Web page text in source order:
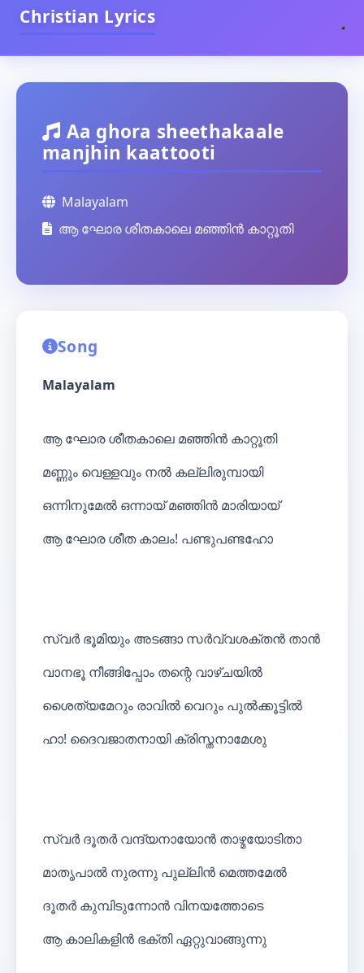
Christian Lyrics
Aa ghora sheethakaale
manjhin kaattooti
Malayalam
ആ ഘോര ശീതകാലെ മഞ്ഞിൻ കാറ്റൂതി
Song
Malayalam
ആ ഘോര ശീതകാലെ മഞ്ഞിൻ കാറ്റൂതി
മണ്ണും വെള്ളവും നൽ കല്ലിരുമ്പായി
ഒന്നിനുമേൽ ഒന്നായ് മഞ്ഞിൻ മാരിയായ്
ആ ഘോര ശീത കാലം! പണ്ടുപണ്ടഹോ
സ്വർ ഭൂമിയും അടങ്ങാ സർവ്വശക്തൻ താൻ
വാനഭൂ നീങ്ങിപ്പോം തന്റെ വാഴ്ചയിൽ
ശൈത്യമേറും രാവിൽ വെറും പുൽക്കൂട്ടിൽ
ഹാ! ദൈവജാതനായി ക്രിസ്തനാമേശു
സ്വർ ദൂതർ വന്ദ്യനായോൻ താഴ്മയോടിതാ
മാതൃപാൽ നുരന്നു പുല്ലിൻ മെത്തമേൽ
ദൂതർ കുമ്പിടുന്നോൻ വിനയത്തോടെ
ആ കാലികളിൻ ഭക്തി ഏറ്റുവാങ്ങുന്നു